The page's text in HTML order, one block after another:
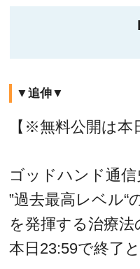
▼追伸▼
【※無料公開は本
ゴッドハンド通信
‟過去最高レベル“
を発揮する治療法
本日23:59で終了